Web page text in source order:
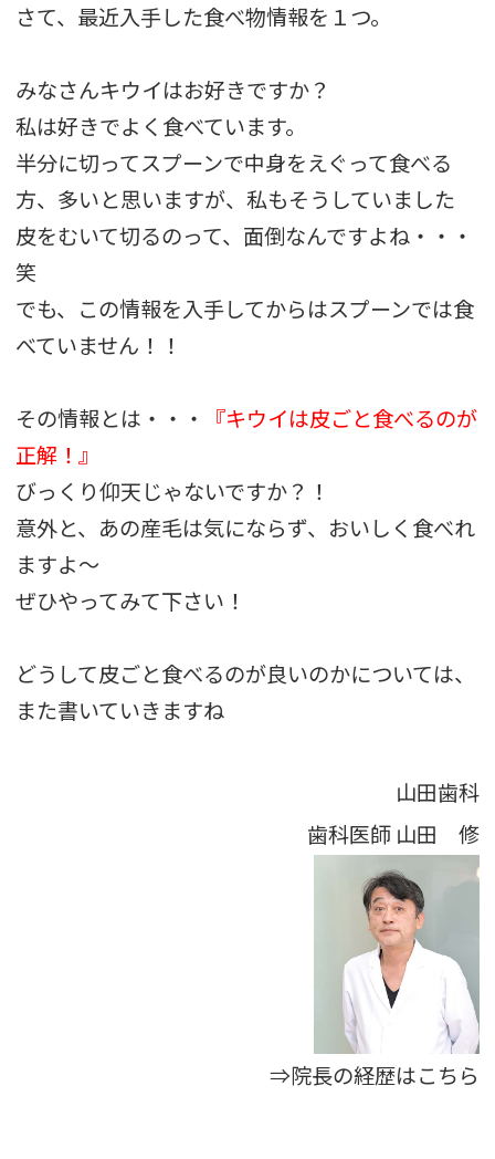
さて、最近入手した食べ物情報を１つ。
みなさんキウイはお好きですか？
私は好きでよく食べています。
半分に切ってスプーンで中身をえぐって食べる
方、多いと思いますが、私もそうしていました
皮をむいて切るのって、面倒なんですよね・・・
笑
でも、この情報を入手してからはスプーンでは食
べていません！！
その情報とは・・・
『キウイは皮ごと食べるのが
正解！』
びっくり仰天じゃないですか？！
意外と、あの産毛は気にならず、おいしく食べれ
ますよ〜
ぜひやってみて下さい！
どうして皮ごと食べるのが良いのかについては、
また書いていきますね
山田歯科
歯科医師 山田 修
⇒院長の経歴はこちら